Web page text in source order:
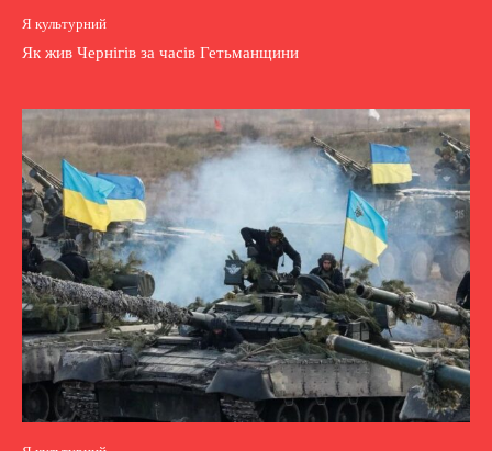
Я культурний
Як жив Чернігів за часів Гетьманщини